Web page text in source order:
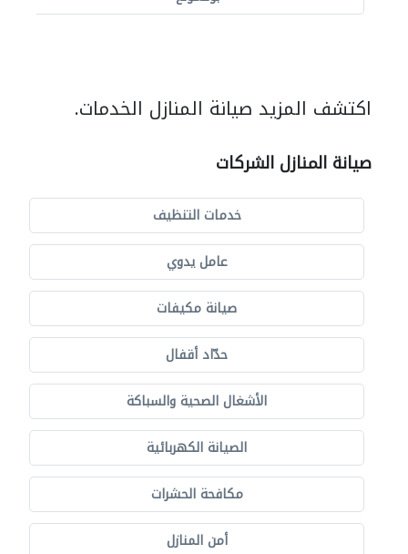
اكتشف المزيد صيانة المنازل الخدمات.
صيانة المنازل الشركات
خدمات التنظيف
عامل يدوي
صيانة مكيفات
حدّاد أقفال
الأشغال الصحية والسباكة
الصيانة الكهربائية
مكافحة الحشرات
أمن المنازل